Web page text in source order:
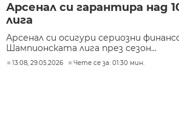
Арсенал си гарантира над
лига
Арсенал си осигури сериозни
Шампионската лига през сезон...
13:08, 29.05.2026 Чете се за: 01:30 мин.